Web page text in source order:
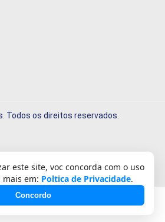
Todos os direitos reservados.
com❤️porCélio Ricardo
este site, voc concorda com o uso
mais em: Poltica de Privacidade.
Concordo